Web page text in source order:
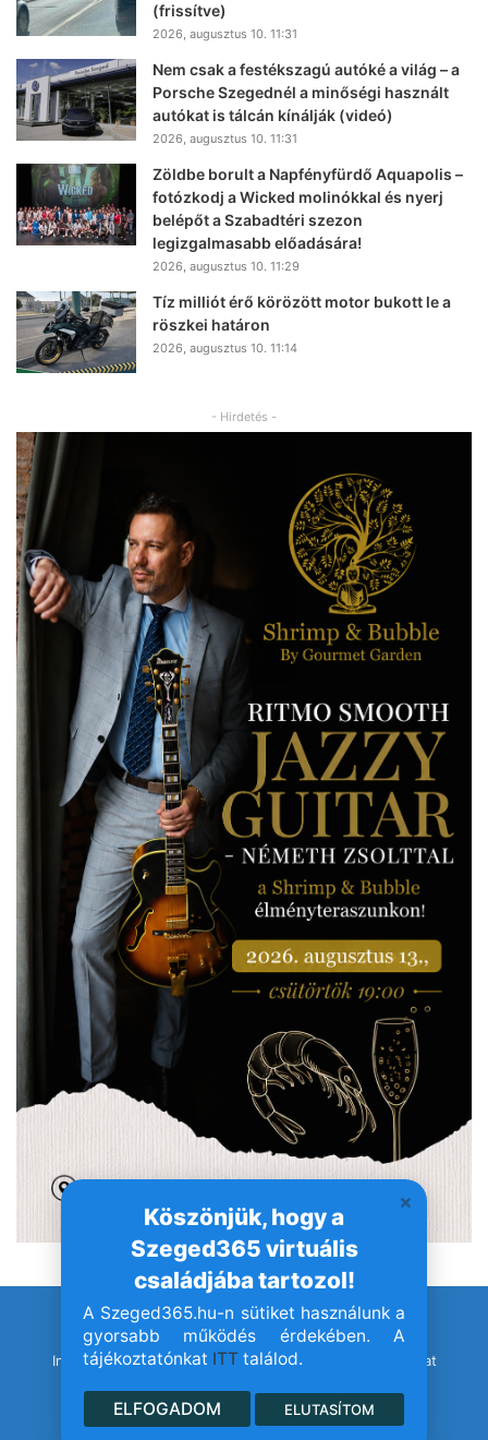
Köszönjük, hogy a
Szeged365 virtuális
családjába tartozol!
A Szeged365.hu-n sütiket használunk a
gyorsabb működés érdekében. A
tájékoztatónkat ITT találod.
ELFOGADOM ELUTASÍTOM
(frissítve)
2026, augusztus 10. 11:31
Nem csak a festékszagú autóké a világ – a
Porsche Szegednél a minőségi használt
autókat is tálcán kínálják (videó)
2026, augusztus 10. 11:31
Zöldbe borult a Napfényfürdő Aquapolis –
fotózkodj a Wicked molinókkal és nyerj
belépőt a Szabadtéri szezon
legizgalmasabb előadására!
2026, augusztus 10. 11:29
Tíz milliót érő körözött motor bukott le a
röszkei határon
2026, augusztus 10. 11:14
- Hirdetés -
© Szeged365.hu I Minden jog fenntartva!
Impresszum
Adatvédelem Jogvédelem Médiaajánlat
FacebookYouTubeInstagram
TikTok